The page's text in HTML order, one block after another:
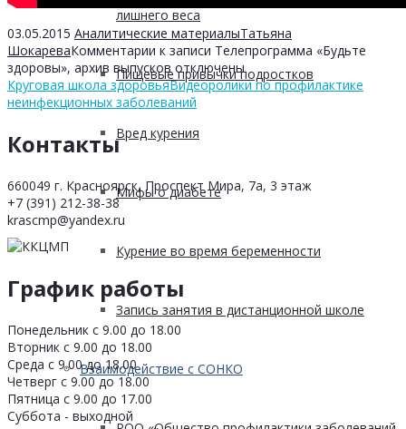
лишнего веса
Пищевые привычки подростков
Вред курения
Мифы о диабете
Курение во время беременности
Запись занятия в дистанционной школе
Взаимодействие с СОНКО
03.05.2015 Аналитические материалыТатьяна
ШокареваКомментарии к записи Телепрограмма «Будьте
здоровы», архив выпусковотключены
Круговая школа здоровьяВидеоролики по профилактике
неинфекционных заболеваний
Контакты
660049 г. Красноярск, Проспект Мира, 7а, 3 этаж
+7 (391) 212-38-38
krascmp@yandex.ru
График работы
Понедельник с 9.00 до 18.00
Вторник с 9.00 до 18.00
Среда с 9.00 до 18.00
Четверг с 9.00 до 18.00
Пятница с 9.00 до 17.00
Суббота - выходной